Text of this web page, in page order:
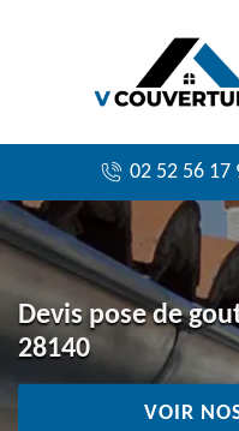
02 52 56 17
Devis pose de
28140
VOIR